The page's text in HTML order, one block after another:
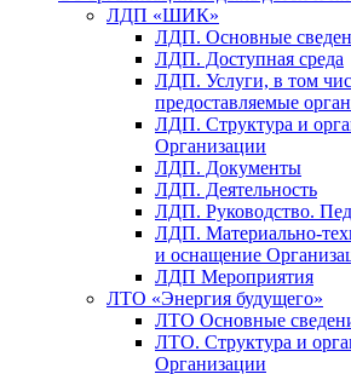
ЛДП «ШИК»
ЛДП. Основные
ЛДП. Доступная среда
ЛДП. Услуги, в том
предоставляемые
ЛДП. Структура и
Организации
ЛДП. Документы
ЛДП. Деятельность
ЛДП. Руководство.
ЛДП. Материально-
и оснащение
ЛДП Мероприятия
ЛТО «Энергия будущего»
ЛТО Основные
ЛТО. Структура и
Организации